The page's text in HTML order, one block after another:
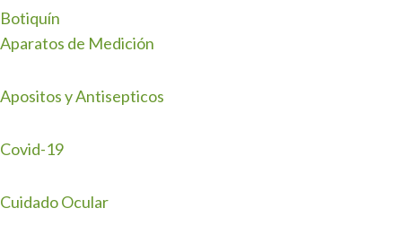
Botiquín
Aparatos de Medición
Apositos y Antisepticos
Covid-19
Cuidado Ocular